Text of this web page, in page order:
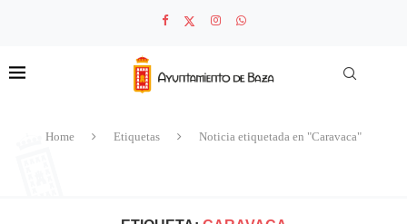
Home Etiquetas Noticia etiquetada en "Caravaca"